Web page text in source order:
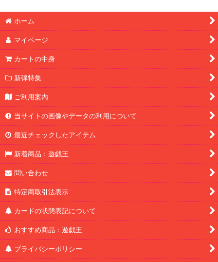
ホーム
マイページ
カートの中身
新弾特集
ご利用案内
当サイトの画像やデータの利用について
最近チェックしたアイテム
新着商品：遊戯王
問い合わせ
特定商取引法表示
カードの状態表記について
おすすめ商品：遊戯王
プライバシーポリシー